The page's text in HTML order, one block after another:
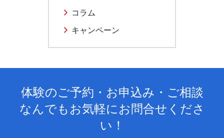
コラム
キャンペーン
体験のご予約・お申込み・ご相談
なんでもお気軽にお問合せくださ
い！